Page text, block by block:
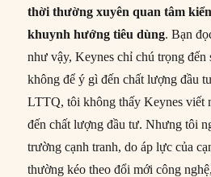
thời thường xuyên quan tâm
khuynh hướng tiêu dùng. Bạn
như vậy, Keynes chỉ chú trọng đến
không để ý gì đến chất lượng đầu
LTTQ, tôi không thấy Keynes viết
đến chất lượng đầu tư. Nhưng tôi
trường cạnh tranh, do áp lực của
thường kéo theo đổi mới công